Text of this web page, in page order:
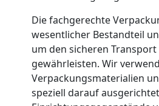
Die fachgerechte
wesentlicher Bestandteil
um den sicheren
gewährleisten. Wir
Verpackungsmaterialien
speziell darauf
Wolfsberg
Full-
Service-